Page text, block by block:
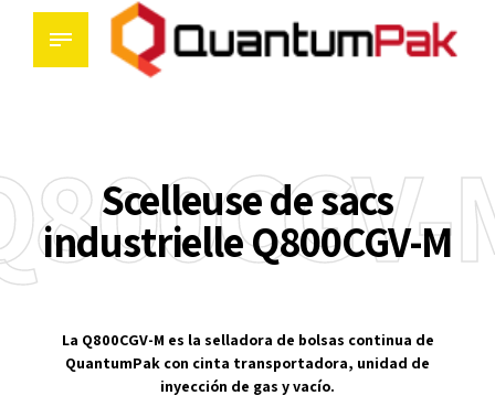
Scelleuse de sacs
industrielle Q800CGV-M
La Q800CGV-M es la selladora de bolsas continua de
QuantumPak con cinta transportadora, unidad de
inyección de gas y vacío.